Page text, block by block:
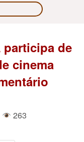
participa de
cinema
263